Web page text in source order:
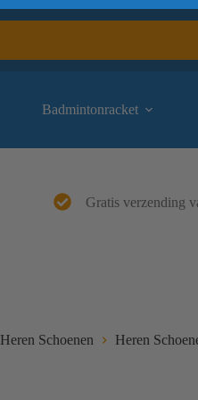
Badmintonracket
Gratis verzending
Heren Schoenen Heren